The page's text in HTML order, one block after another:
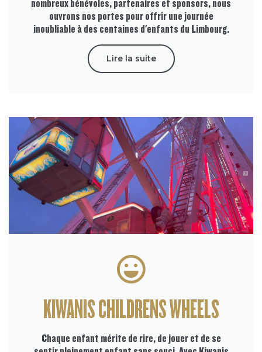
nombreux bénévoles, partenaires et sponsors, nous
ouvrons nos portes pour offrir une journée
inoubliable à des centaines d'enfants du Limbourg.
Lire la suite
KIWANIS CHILDRENS WHEELS
Chaque enfant mérite de rire, de jouer et de se